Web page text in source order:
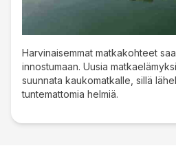
Harvinaisemmat matkakohteet
innostumaan. Uusia
suunnata kaukomatkalle, sillä
tuntemattomia helmiä.